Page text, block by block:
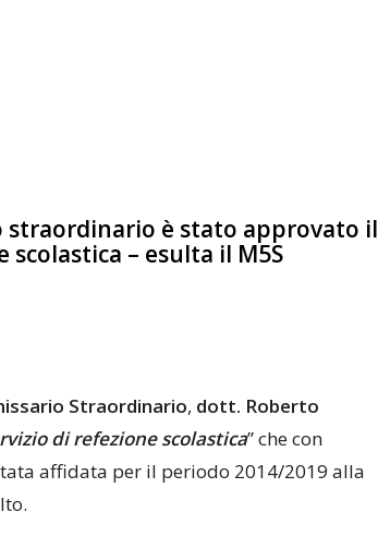
straordinario è stato approvato il
– esulta il M5S
Straordinario, dott. Roberto
di refezione scolastica” che con
affidata per il periodo 2014/2019 alla